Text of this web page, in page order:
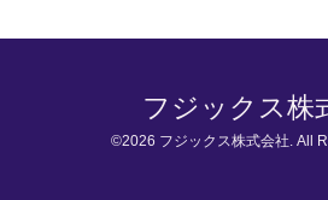
フジックス株
©2026 フジックス株式会社 . All